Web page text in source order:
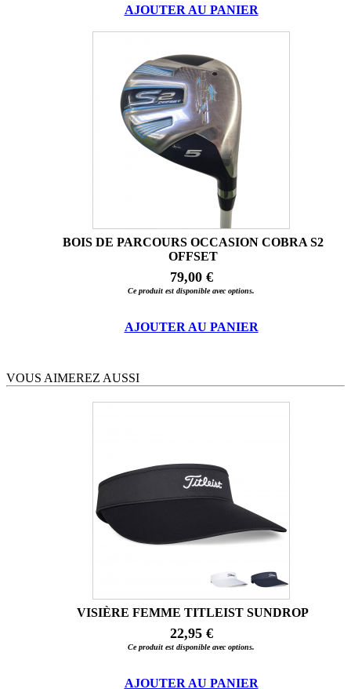
AJOUTER AU PANIER
BOIS DE PARCOURS OCCASION COBRA S2
OFFSET
79,00 €
Ce produit est disponible avec options.
AJOUTER AU PANIER
VOUS AIMEREZ AUSSI
VISIÈRE FEMME TITLEIST SUNDROP
22,95 €
Ce produit est disponible avec options.
AJOUTER AU PANIER